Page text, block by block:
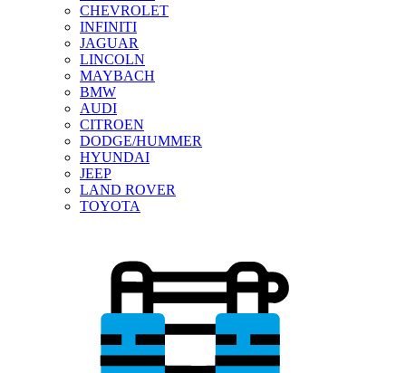
CHEVROLET
INFINITI
JAGUAR
LINCOLN
MAYBACH
BMW
AUDI
CITROEN
DODGE/HUMMER
HYUNDAI
JEEP
LAND ROVER
TOYOTA